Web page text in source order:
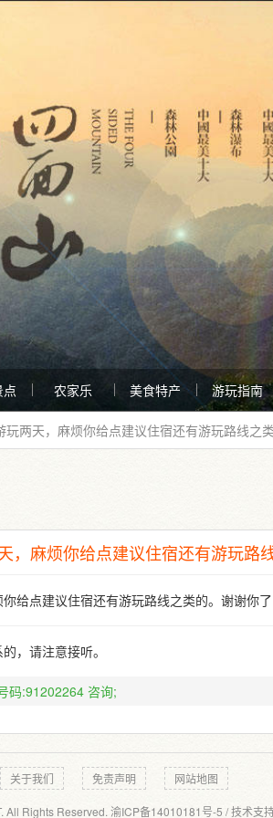
农家乐 美食特产 游玩指南
两天，麻烦你给点建议住宿还有游玩路线之类
麻烦你给点建议住宿还有游玩路线
给点建议住宿还有游玩路线之类的。谢谢你了
，请注意接听。
码:91202264咨询;
关于我们 免责声明 网站地图
All Rights Reserved. 渝ICP备14010181号-5 / 技术支持